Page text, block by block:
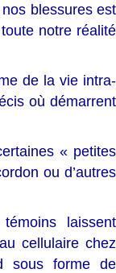
blessures est
notre réalité
de la vie intra-
où démarrent
« petites
ou d’autres
laissent
cellulaire chez
sous forme de